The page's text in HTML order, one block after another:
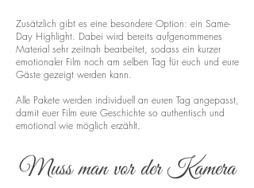
Zusätzlich gibt es eine besondere Option: ein Same-
Day Highlight. Dabei wird bereits aufgenommenes
Material sehr zeitnah bearbeitet, sodass ein kurzer
emotionaler Film noch am selben Tag für euch und eure
Gäste gezeigt werden kann.
Alle Pakete werden individuell an euren Tag angepasst,
damit euer Film eure Geschichte so authentisch und
emotional wie möglich erzählt.
Muss man vor der Kamera